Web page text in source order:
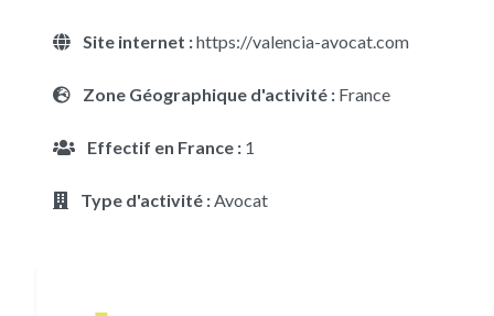
Site internet :https://valencia-avocat.com
Zone Géographique d'activité : France
Effectif en France : 1
Type d'activité :Avocat